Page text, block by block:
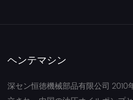
ヘンテマシン
深セン恒徳機械部品有限公司 2010